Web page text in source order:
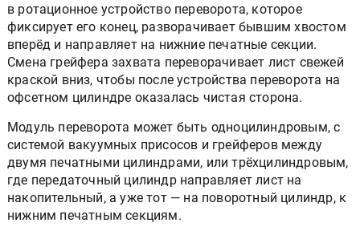
в ротационное устройство переворота, которое
фиксирует его конец, разворачивает бывшим хвостом
вперёд и направляет на нижние печатные секции.
Смена грейфера захвата переворачивает лист свежей
краской вниз, чтобы после устройства переворота на
офсетном цилиндре оказалась чистая сторона.
Модуль переворота может быть одноцилиндровым, с
системой вакуумных присосов и грейферов между
двумя печатными цилиндрами, или трёхцилиндровым,
где передаточный цилиндр направляет лист на
накопительный, а уже тот — на поворотный цилиндр, к
нижним печатным секциям.